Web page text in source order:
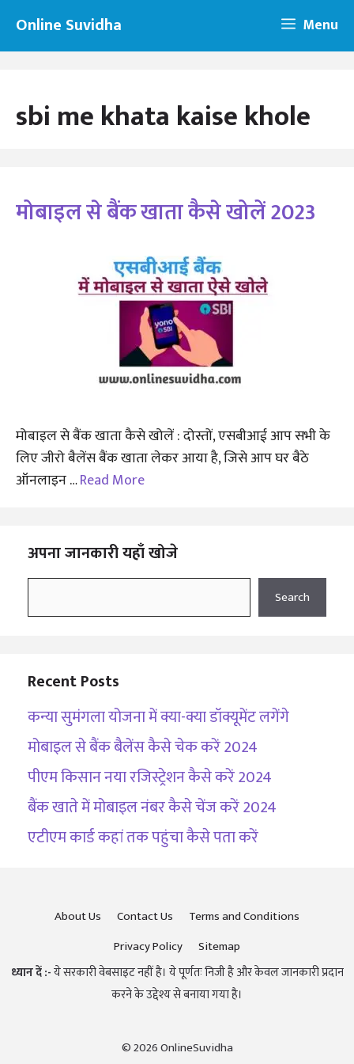
content
Online Suvidha Menu
sbi me khata kaise khole
मोबाइल से बैंक खाता कैसे खोलें 2023
मोबाइल से बैंक खाता कैसे खोलें : दोस्तों, एसबीआई आप सभी के
लिए जीरो बैलेंस बैंक खाता लेकर आया है, जिसे आप घर बैठे
ऑनलाइन …Read More
अपना जानकारी यहाँ खोजे
Search
Recent Posts
कन्या सुमंगला योजना में क्या-क्या डॉक्यूमेंट लगेंगे
मोबाइल से बैंक बैलेंस कैसे चेक करें 2024
पीएम किसान नया रजिस्ट्रेशन कैसे करें 2024
बैंक खाते में मोबाइल नंबर कैसे चेंज करें 2024
एटीएम कार्ड कहां तक पहुंचा कैसे पता करें
About Us Contact Us
Terms and Conditions
Privacy Policy
Sitemap
ध्यान दें :-ये सरकारी वेबसाइट नहीं है। ये पूर्णतः निजी है और केवल जानकारी प्रदान
करने के उद्देश्य से बनाया गया है।
© 2026 OnlineSuvidha